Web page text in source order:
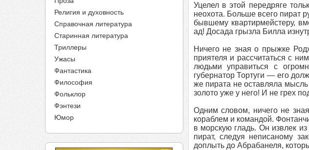
Религия и духовность
Справочная литература
Старинная литература
Триллеры
Ужасы
Фантастика
Философия
Фольклор
Фэнтези
Юмор
Уцелел в этой передряге
неохота. Больше всего пират
бывшему квартирмейстеру,
ад! Досада грызла Билла
Ничего не зная о прыжке
приятеля и рассчитаться с
людьми управиться с
губернатор Тортуги — его
же пирата не оставляла
золото уже у него! И не грех
Одним словом, ничего не
кораблем и командой.
в морскую гладь. Он извлек
пират, следуя неписаному
доплыть до Абрабанеля,